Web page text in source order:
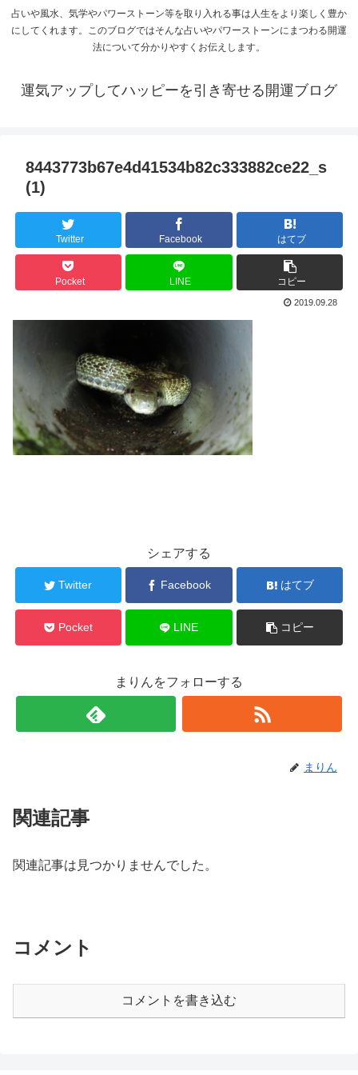
占いや風水、気学やパワーストーン等を取り入れる事は人生をより楽しく豊か
にしてくれます。このブログではそんな占いやパワーストーンにまつわる開運
法について分かりやすくお伝えします。
運気アップしてハッピーを引き寄せる開運ブログ
8443773b67e4d41534b82c333882ce22_s
(1)
Twitter Facebook はてブ
Pocket LINE コピー
2019.09.28
シェアする
Twitter Facebook はてブ
Pocket LINE コピー
まりんをフォローする
まりん
関連記事
関連記事は見つかりませんでした。
コメント
コメントを書き込む